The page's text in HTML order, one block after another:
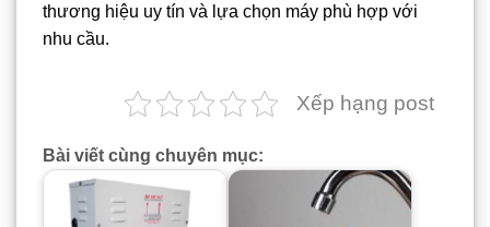
thương hiệu uy tín và lựa chọn máy phù hợp với
nhu cầu.
Xếp hạng post
Bài viết cùng chuyên mục: